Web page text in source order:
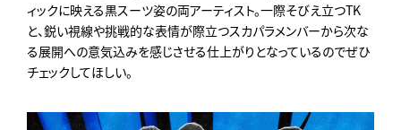
ィックに映える黒スーツ姿の両アーティスト。一際そびえ立つTK
と、鋭い視線や挑戦的な表情が際立つスカパラメンバーから次な
る展開への意気込みを感じさせる仕上がりとなっているのでぜひ
チェックしてほしい。